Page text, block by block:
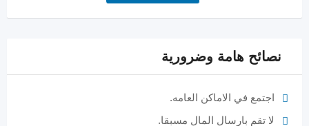
نصائح هامة وضرورية
اجتمع في الاماكن العامه.
لا تقم بارسال المال مسبقا.